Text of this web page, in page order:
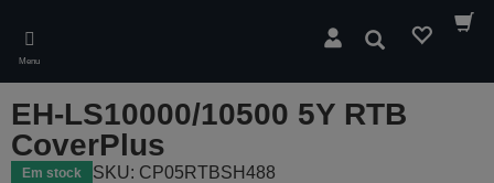
main
content
Menu
Pesquisar
EH-LS10000/10500 5Y RTB
CoverPlus
Em stock SKU: CP05RTBSH488